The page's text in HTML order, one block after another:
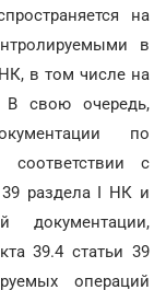
на
в
в том числе на
свою очередь,
по
соответствии с
39 раздела I НК и
документации,
39.4 статьи 39
операций